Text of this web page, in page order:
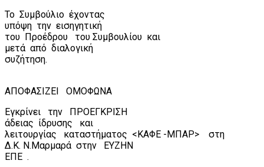
Το Συμβούλιο έχοντας
υπόψη την εισηγητική
του Προέδρου του Συμβουλίου και
μετά από διαλογική
συζήτηση.
ΑΠΟΦΑΣΙΖΕΙ
ΟΜΟΦΩΝΑ
Εγκρίνει
την
ΠΡΟΕΓΚΡΙΣΗ
άδειας ίδρυσης
και
λειτουργίας
καταστήματος <ΚΑΦΕ -ΜΠΑΡ>
στη
Δ.Κ. Ν.Μαρμαρά στην
ΕΥΖΗΝ
ΕΠΕ .